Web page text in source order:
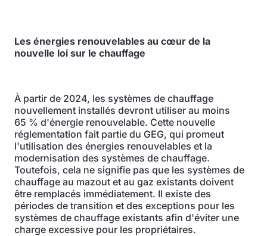
Les énergies renouvelables au cœur de la
nouvelle loi sur le chauffage
À partir de 2024, les systèmes de chauffage
nouvellement installés devront utiliser au moins
65 % d'énergie renouvelable. Cette nouvelle
réglementation fait partie du GEG, qui promeut
l'utilisation des énergies renouvelables et la
modernisation des systèmes de chauffage.
Toutefois, cela ne signifie pas que les systèmes de
chauffage au mazout et au gaz existants doivent
être remplacés immédiatement. Il existe des
périodes de transition et des exceptions pour les
systèmes de chauffage existants afin d'éviter une
charge excessive pour les propriétaires.